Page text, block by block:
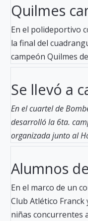
Quilmes
En el polideportivo
la final del
campeón Quilmes
Se llevó a
En el cuartel de
desarrolló la 6ta.
organizada junto al
Alumnos
En el marco de un
Club Atlético Franck
niñas concurrentes